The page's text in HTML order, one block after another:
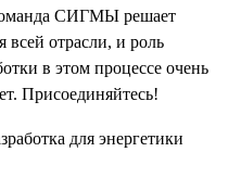
СИГМЫ решает
всей отрасли, и роль
в этом процессе очень
Присоединяйтесь!